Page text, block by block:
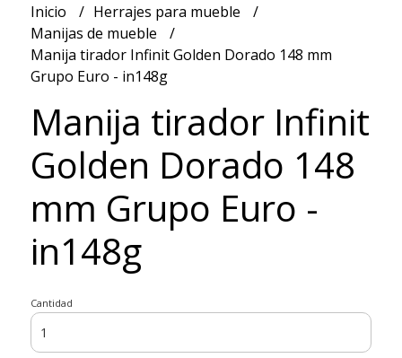
Inicio
Herrajes para mueble
Manijas de mueble
Manija tirador Infinit Golden Dorado 148 mm
Grupo Euro - in148g
Manija tirador Infinit
Golden Dorado 148
mm Grupo Euro -
in148g
Cantidad